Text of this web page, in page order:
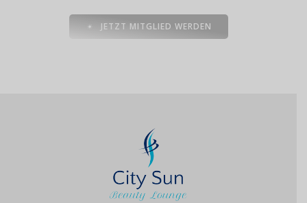
JETZT MITGLIED WERDEN